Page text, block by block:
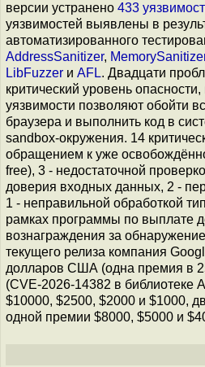
версии устранено 433
уязвимостей выявлены в
автоматизированного
AddressSanitizer,
LibFuzzer и AFL. Двадцати
критический уровень
уязвимости позволяют обойти
браузера и выполнить код в
sandbox-окружения. 14
обращением к уже
free), 3 - недостаточной
доверия входных данных, 2 -
1 - неправильной обработкой
рамках программы по выплате
вознаграждения за
текущего релиза компания
долларов США (одна премия в
(CVE-2026-14382 в библиотеке
$10000, $2500, $2000 и $1000,
одной премии $8000, $5000 и